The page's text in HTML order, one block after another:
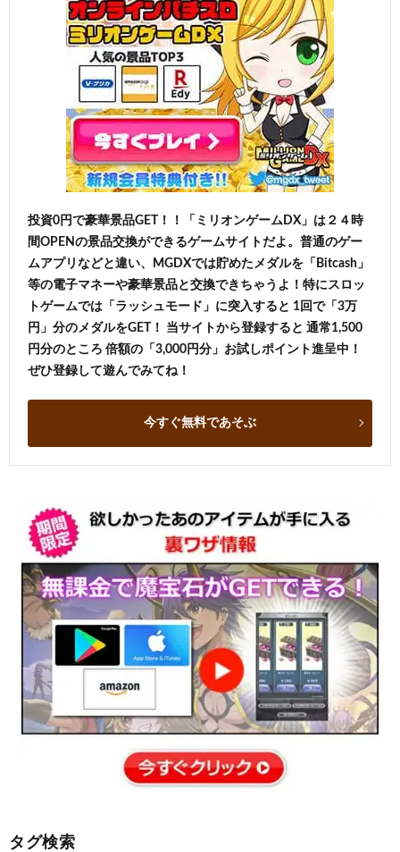
投資0円で豪華景品GET！！「ミリオンゲームDX」は２４時
間OPENの景品交換ができるゲームサイトだよ。普通のゲー
ムアプリなどと違い、MGDXでは貯めたメダルを「Bitcash」
等の電子マネーや豪華景品と交換できちゃうよ！特にスロッ
トゲームでは「ラッシュモード」に突入すると 1回で「3万
円」分のメダルをGET！ 当サイトから登録すると 通常1,500
円分のところ 倍額の「3,000円分」お試しポイント進呈中！
ぜひ登録して遊んでみてね！
今すぐ無料であそぶ
タグ検索